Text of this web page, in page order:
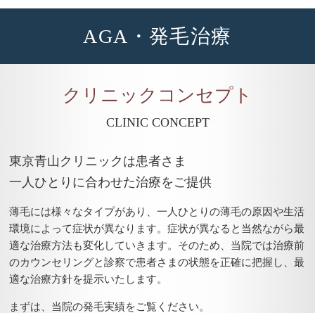
AGA・発毛治療
クリニックコンセプト
CLINIC CONCEPT
東京⻘⼭クリニックは患者さま
⼀⼈ひとりに合わせた治療をご提供
薄毛には様々なタイプがあり、一人ひとりの薄毛の原因や生活
環境によって症状が異なります。症状が異なると当然ながら最
適な治療方法も変化していきます。そのため、当院では治療前
のカウンセリングと診察で患者さまの状態を正確に把握し、最
適な治療方針を提示いたします。
まずは、当院の発毛実績をご覧ください。